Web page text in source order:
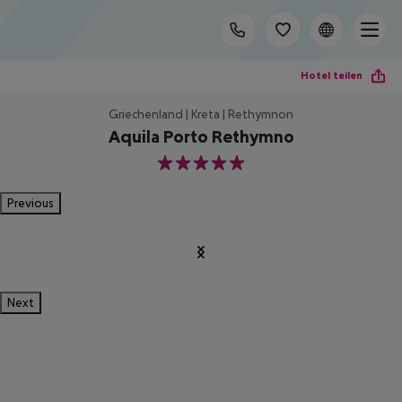
Hotel teilen
Griechenland | Kreta | Rethymnon
Aquila Porto Rethymno
5
Previous
Next